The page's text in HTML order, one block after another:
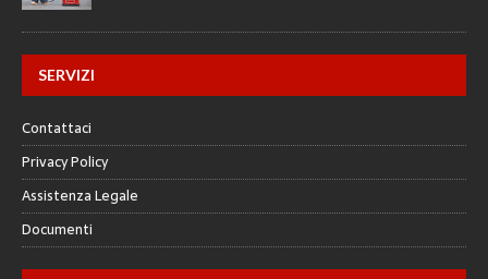
SERVIZI
Contattaci
Privacy Policy
Assistenza Legale
Documenti